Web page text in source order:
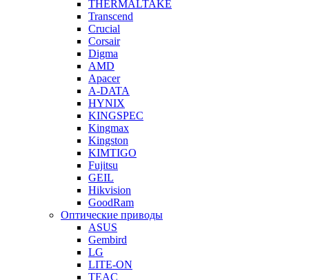
THERMALTAKE
Transcend
Crucial
Corsair
Digma
AMD
Apacer
A-DATA
HYNIX
KINGSPEC
Kingmax
Kingston
KIMTIGO
Fujitsu
GEIL
Hikvision
GoodRam
Оптические приводы
ASUS
Gembird
LG
LITE-ON
TEAC